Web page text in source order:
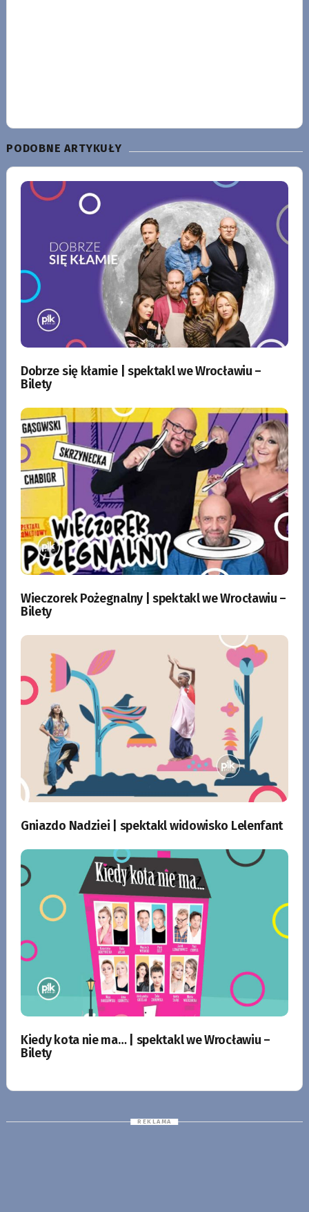
PODOBNE ARTYKUŁY
Dobrze się kłamie | spektakl we Wrocławiu –
Bilety
Wieczorek Pożegnalny | spektakl we Wrocławiu –
Bilety
Gniazdo Nadziei | spektakl widowisko Lelenfant
Kiedy kota nie ma… | spektakl we Wrocławiu –
Bilety